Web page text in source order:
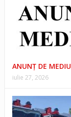
ANUNŢ DE MEDIU
iulie 27, 2026